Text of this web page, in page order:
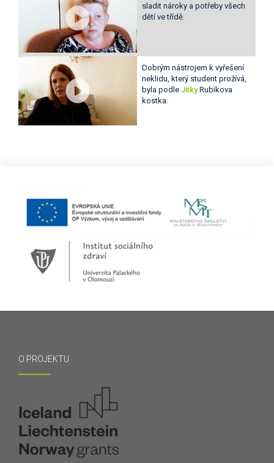
sladit nároky a potřeby všech
dětí ve třídě.
Dobrým nástrojem k vyřešení
neklidu, který student prožívá,
byla podleJitkyRubikova
kostka.
O PROJEKTU